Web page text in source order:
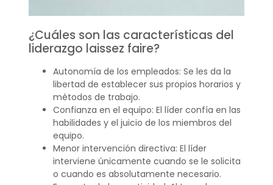
¿Cuáles son las características del
liderazgo laissez faire?
Autonomía de los empleados: Se les da la
libertad de establecer sus propios horarios y
métodos de trabajo.
Confianza en el equipo: El líder confía en las
habilidades y el juicio de los miembros del
equipo.
Menor intervención directiva: El líder
interviene únicamente cuando se le solicita
o cuando es absolutamente necesario.